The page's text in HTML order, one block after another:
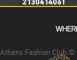
2130414061
Athens Fashion Club ©